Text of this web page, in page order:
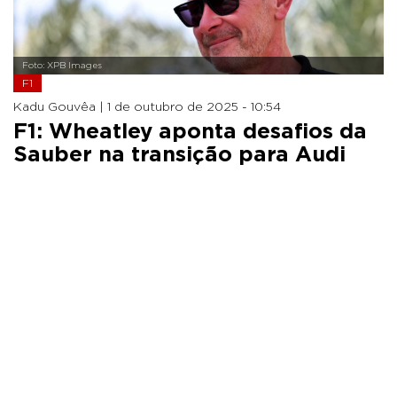
Foto: XPB Images
F1
Kadu Gouvêa | 1 de outubro de 2025 - 10:54
F1: Wheatley aponta desafios da
Sauber na transição para Audi